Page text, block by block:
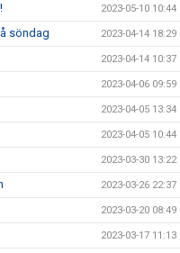
2023-05-10 10:44
söndag 2023-04-14 18:29
2023-04-14 10:37
2023-04-06 09:59
2023-04-05 13:34
2023-04-05 10:44
2023-03-30 13:22
2023-03-26 22:37
2023-03-20 08:49
2023-03-17 11:13